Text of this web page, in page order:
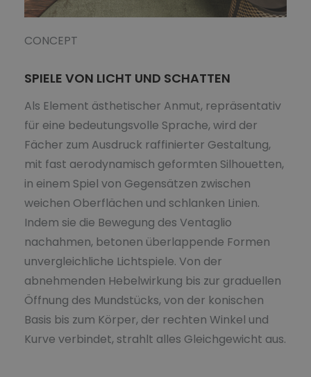
CONCEPT
SPIELE VON LICHT UND SCHATTEN
Als Element ästhetischer Anmut, repräsentativ
für eine bedeutungsvolle Sprache, wird der
Fächer zum Ausdruck raffinierter Gestaltung,
mit fast aerodynamisch geformten Silhouetten,
in einem Spiel von Gegensätzen zwischen
weichen Oberflächen und schlanken Linien.
Indem sie die Bewegung des Ventaglio
nachahmen, betonen überlappende Formen
unvergleichliche Lichtspiele. Von der
abnehmenden Hebelwirkung bis zur graduellen
Öffnung des Mundstücks, von der konischen
Basis bis zum Körper, der rechten Winkel und
Kurve verbindet, strahlt alles Gleichgewicht aus.